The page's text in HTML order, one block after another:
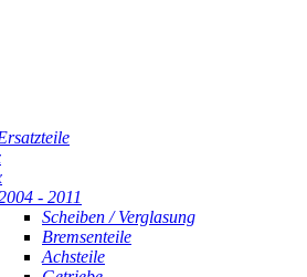
- 2011
Scheiben / Verglasung
Bremsenteile
Achsteile